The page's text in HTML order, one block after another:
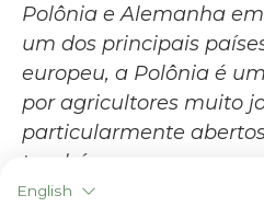
Polônia e Alemanha
um dos principais
europeu, a Polônia é
por agricultores muito
particularmente
também graças ao
para a Agricultura 4.0,
English